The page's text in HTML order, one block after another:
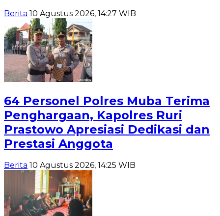
Berita 10 Agustus 2026, 14:27 WIB
64 Personel Polres Muba Terima
Penghargaan, Kapolres Ruri
Prastowo Apresiasi Dedikasi dan
Prestasi Anggota
Berita 10 Agustus 2026, 14:25 WIB